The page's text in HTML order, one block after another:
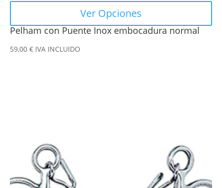
Pelham con Puente Inox embocadura normal
59,00 € IVA INCLUIDO
Ver Opciones
múltiples
variantes.